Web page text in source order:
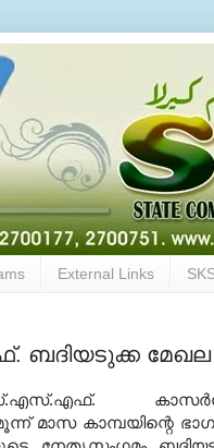
External Links
മേഖല
കാസര്‍